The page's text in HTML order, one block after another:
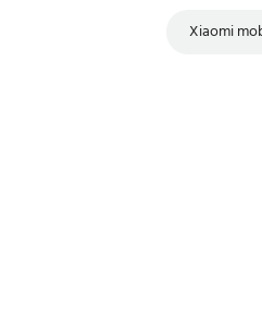
Xiaomi